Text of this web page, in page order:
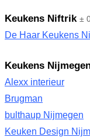
Keukens Niftrik ±
De Haar Keukens
Keukens
Alexx interieur
Brugman
bulthaup Nijmegen
Keuken Design